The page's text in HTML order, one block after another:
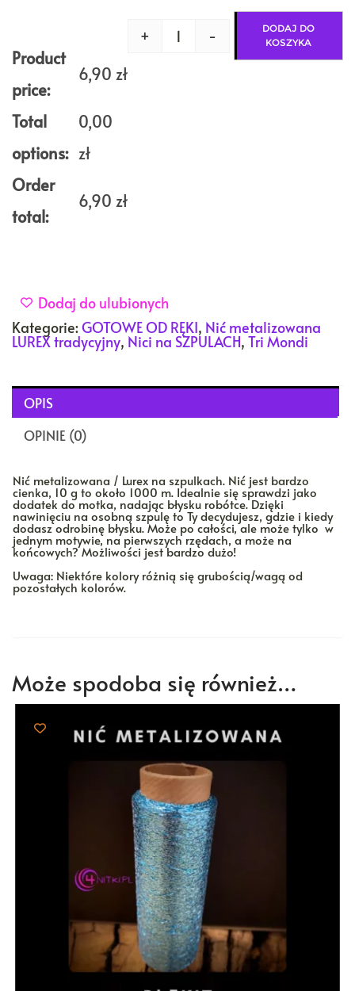
Product
price:
6,90 zł
Total
options:
0,00
zł
Order
total:
6,90 zł
+
ilość
metalizowana
-
DODAJ DO
KOSZYKA
Dodaj do ulubionych
Kategorie:GOTOWE OD RĘKI, Nić metalizowana
LUREX tradycyjny, Nici na SZPULACH, Tri Mondi
OPIS
OPINIE (0)
Nić metalizowana / Lurex na szpulkach. Nić jest bardzo
cienka, 10 g to około 1000 m. Idealnie się sprawdzi jako
dodatek do motka, nadając błysku robótce. Dzięki
nawinięciu na osobną szpulę to Ty decydujesz, gdzie i kiedy
dodasz odrobinę błysku. Może po całości, ale może tylko w
jednym motywie, na pierwszych rzędach, a może na
końcowych? Możliwości jest bardzo dużo!
Uwaga: Niektóre kolory różnią się grubością/wagą od
pozostałych kolorów.
Może spodoba się również…